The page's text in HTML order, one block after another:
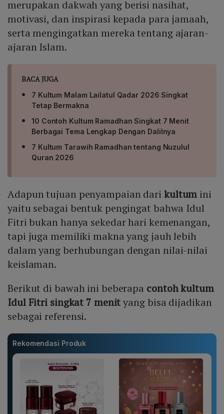
merupakan dakwah yang berisi nasihat,
motivasi, dan inspirasi kepada para jamaah,
serta mengingatkan mereka tentang ajaran-
ajaran Islam.
BACA JUGA
7 Kultum Malam Lailatul Qadar 2026 Singkat
Tetap Bermakna
10 Contoh Kultum Ramadhan Singkat 7 Menit
Berbagai Tema Lengkap Dengan Dalilnya
7 Kultum Tarawih Ramadhan tentang Nuzulul
Quran 2026
Adapun tujuan penyampaian dari kultum ini
yaitu sebagai bentuk pengingat bahwa Idul
Fitri bukan hanya sekedar hari kemenangan,
tapi juga memiliki makna yang jauh lebih
dalam yang berhubungan dengan nilai-nilai
keislaman.
Berikut di bawah ini beberapa contoh kultum
Idul Fitri singkat 7 menityang bisa dijadikan
sebagai referensi.
Rekomendasi Produk